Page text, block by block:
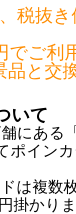
税抜
ご利
と交
いて
にある
ポイン
は複数
掛かり